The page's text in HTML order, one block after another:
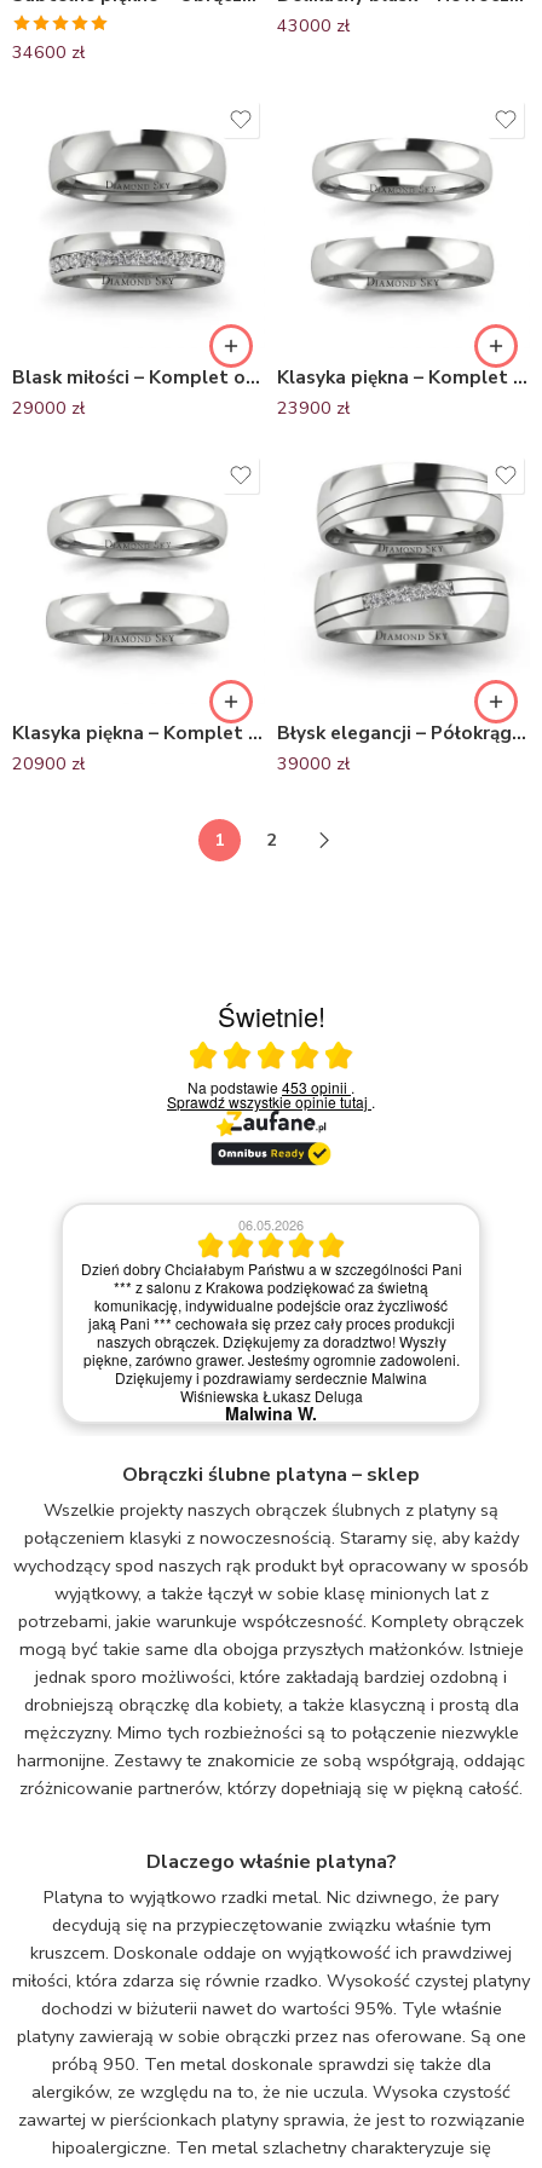
Oceniono
34600 zł
43000 zł
Blask miłości – Komplet obrączek ślubnych z platyny z diamentami
29000 zł
Klasyka piękna – Komplet półokrągłych obrączek Diamond Sky z platyny, 3mm, 4mm
23900 zł
Klasyka piękna – Komplet półokrągłych obrączek Diamond Sky z platyny, 3,5mm
20900 zł
Błysk elegancji – Półokrągłe obrączki ślubne z platyny z diamentami
39000 zł
1 2
Świetnie!
Ocena średnia 5 na 5
Na podstawie453 opinii .
Sprawdź wszystkie opinietutaj .
06.05.2026
Dzień dobry Chciałabym Państwu a w szczególności Pani
*** z salonu z Krakowa podziękować za świetną
komunikację, indywidualne podejście oraz życzliwość
jaką Pani *** cechowała się przez cały proces produkcji
naszych obrączek. Dziękujemy za doradztwo! Wyszły
piękne, zarówno grawer. Jesteśmy ogromnie zadowoleni.
Dziękujemy i pozdrawiamy serdecznie Malwina
Wiśniewska Łukasz Deluga
Malwina W.
Obrączki ślubne platyna – sklep
Wszelkie projekty naszych obrączek ślubnych z platyny są
połączeniem klasyki z nowoczesnością. Staramy się, aby każdy
wychodzący spod naszych rąk produkt był opracowany w sposób
wyjątkowy, a także łączył w sobie klasę minionych lat z
potrzebami, jakie warunkuje współczesność. Komplety obrączek
mogą być takie same dla obojga przyszłych małżonków. Istnieje
jednak sporo możliwości, które zakładają bardziej ozdobną i
drobniejszą obrączkę dla kobiety, a także klasyczną i prostą dla
mężczyzny. Mimo tych rozbieżności są to połączenie niezwykle
harmonijne. Zestawy te znakomicie ze sobą współgrają, oddając
zróżnicowanie partnerów, którzy dopełniają się w piękną całość.
Dlaczego właśnie platyna?
Platyna to wyjątkowo rzadki metal. Nic dziwnego, że pary
decydują się na przypieczętowanie związku właśnie tym
kruszcem. Doskonale oddaje on wyjątkowość ich prawdziwej
miłości, która zdarza się równie rzadko. Wysokość czystej platyny
dochodzi w biżuterii nawet do wartości 95%. Tyle właśnie
platyny zawierają w sobie obrączki przez nas oferowane. Są one
próbą 950. Ten metal doskonale sprawdzi się także dla
alergików, ze względu na to, że nie uczula. Wysoka czystość
zawartej w pierścionkach platyny sprawia, że jest to rozwiązanie
hipoalergiczne. Ten metal szlachetny charakteryzuje się